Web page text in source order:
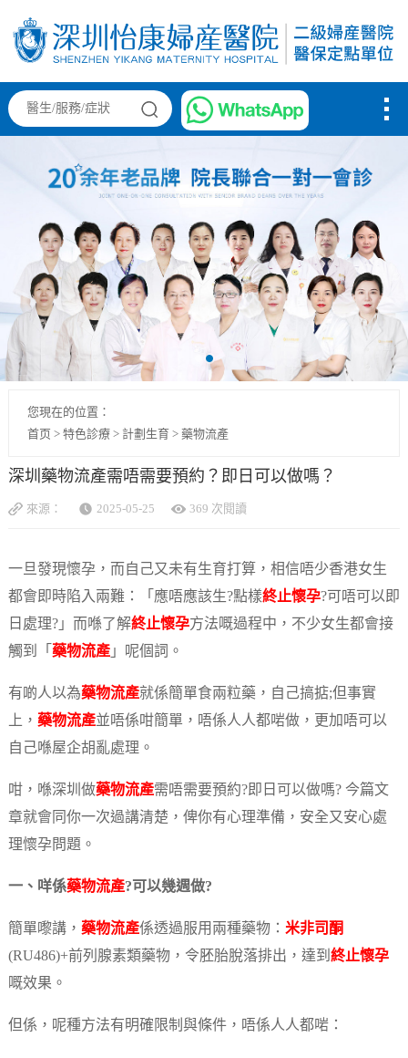
您現在的位置：
首页 > 特色診療> 計劃生育> 藥物流產
深圳藥物流產需唔需要預約？即日可以做嗎？
來源： 2025-05-25 369 次閱讀
一旦發現懷孕，而自己又未有生育打算，相信唔少香港女生
都會即時陷入兩難：「應唔應該生?點樣終止懷孕?可唔可以即
日處理?」而喺了解終止懷孕方法嘅過程中，不少女生都會接
觸到「 藥物流產」呢個詞。
有啲人以為藥物流產就係簡單食兩粒藥，自己搞掂;但事實
上， 藥物流產並唔係咁簡單，唔係人人都啱做，更加唔可以
自己喺屋企胡亂處理。
咁，喺深圳做藥物流產需唔需要預約?即日可以做嗎? 今篇文
章就會同你一次過講清楚，俾你有心理準備，安全又安心處
理懷孕問題。
一、咩係藥物流產?可以幾週做?
簡單嚟講， 藥物流產係透過服用兩種藥物： 米非司酮
(RU486)+前列腺素類藥物，令胚胎脫落排出，達到 終止懷孕
嘅效果。
但係，呢種方法有明確限制與條件，唔係人人都啱：